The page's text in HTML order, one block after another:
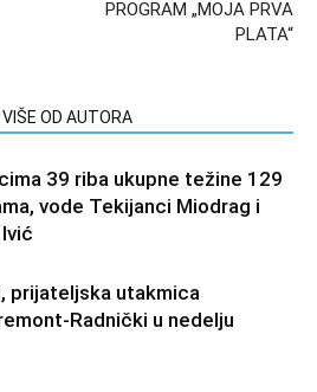
PROGRAM „MOJA PRVA
PLATA“
VIŠE OD AUTORA
39 riba ukupne težine 129
vode Tekijanci Miodrag i
prijateljska utakmica
Radnički u nedelju